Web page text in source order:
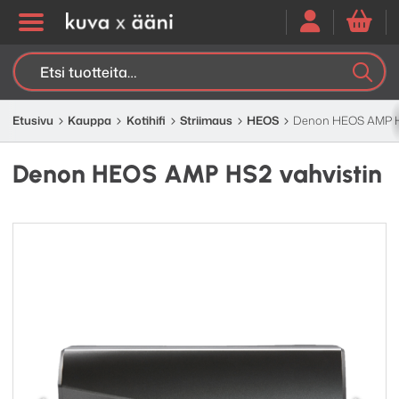
Etsi:
Etusivu Kauppa Kotihifi Striimaus HEOS Denon HEOS AMP
Denon HEOS AMP HS2 vahvistin
Edellinen